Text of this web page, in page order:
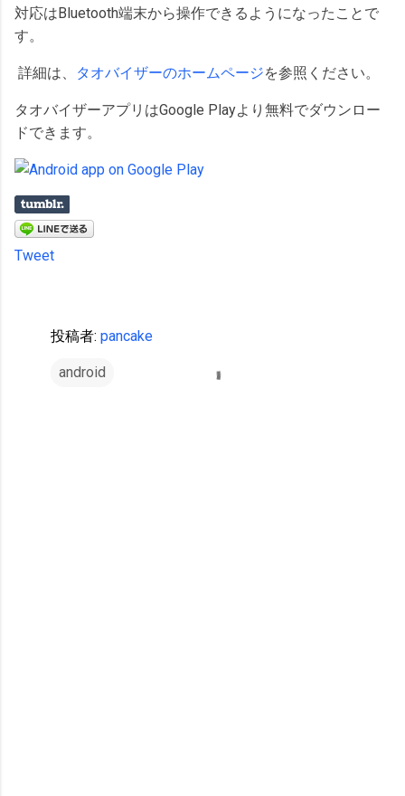
対応はBluetooth端末から操作できるようになったことで
す。
詳細は、 タオバイザーのホームページを参照ください。
タオバイザーアプリはGoogle Playより無料でダウンロー
ドできます。
Tweet
投稿者: pancake
android